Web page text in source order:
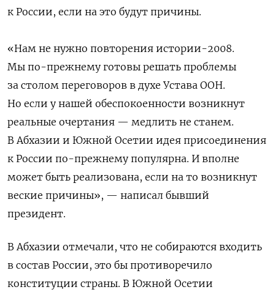
к России, если на это будут причины.
«Нам не нужно повторения истории-2008.
Мы по-прежнему готовы решать проблемы
за столом переговоров в духе Устава ООН.
Но если у нашей обеспокоенности возникнут
реальные очертания — медлить не станем.
В Абхазии и Южной Осетии идея присоединения
к России по-прежнему популярна. И вполне
может быть реализована, если на то возникнут
веские причины», — написал бывший
президент.
В Абхазии отмечали, что не собираются входить
в состав России, это бы противоречило
конституции страны. В Южной Осетии